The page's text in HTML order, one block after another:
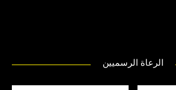
الرعاة الرسميين